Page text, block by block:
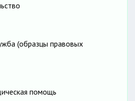
(образцы правовых
помощь